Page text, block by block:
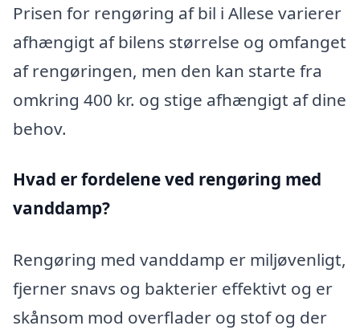
Prisen for rengøring af bil i Allese varierer
afhængigt af bilens størrelse og omfanget
af rengøringen, men den kan starte fra
omkring 400 kr. og stige afhængigt af dine
behov.
Hvad er fordelene ved rengøring med
vanddamp?
Rengøring med vanddamp er miljøvenligt,
fjerner snavs og bakterier effektivt og er
skånsom mod overflader og stof og der